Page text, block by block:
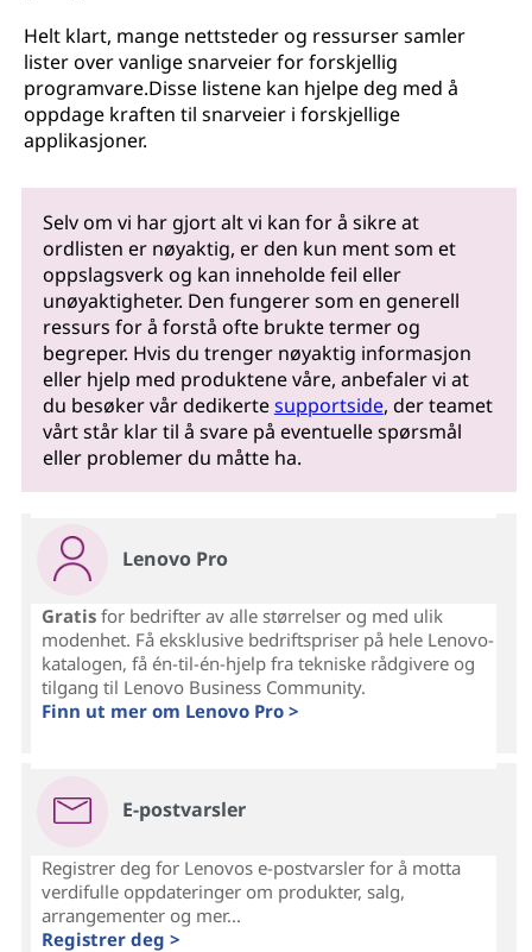
Helt klart, mange nettsteder og ressurser samler
lister over vanlige snarveier for forskjellig
programvare.Disse listene kan hjelpe deg med å
oppdage kraften til snarveier i forskjellige
applikasjoner.
Selv om vi har gjort alt vi kan for å sikre at
ordlisten er nøyaktig, er den kun ment som et
oppslagsverk og kan inneholde feil eller
unøyaktigheter. Den fungerer som en generell
ressurs for å forstå ofte brukte termer og
begreper. Hvis du trenger nøyaktig informasjon
eller hjelp med produktene våre, anbefaler vi at
du besøker vår dedikertesupportside, der teamet
vårt står klar til å svare på eventuelle spørsmål
eller problemer du måtte ha.
Lenovo Pro
Gratisfor bedrifter av alle størrelser og med ulik
modenhet. Få eksklusive bedriftspriser på hele Lenovo-
katalogen, få én-til-én-hjelp fra tekniske rådgivere og
tilgang til Lenovo Business Community.
Finn ut mer om Lenovo Pro >
E-postvarsler
Registrer deg for Lenovos e-postvarsler for å motta
verdifulle oppdateringer om produkter, salg,
arrangementer og mer...
Registrer deg >